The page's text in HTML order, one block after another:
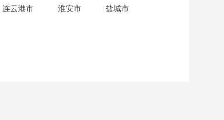
连云港市 淮安市 盐城市